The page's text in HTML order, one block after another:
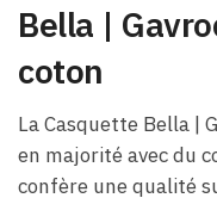
Bella |
coton
La Casquette Bella |
en majorité avec du
confère une qualité